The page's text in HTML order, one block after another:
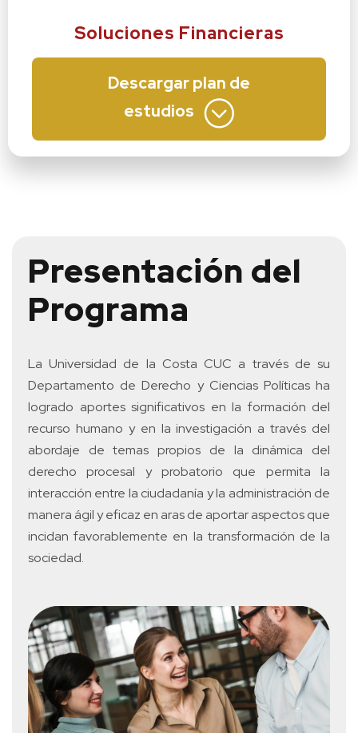
Soluciones Financieras
Descargar plan de
estudios
Presentación del
Programa
La Universidad de la Costa CUC a través de su
Departamento de Derecho y Ciencias Políticas ha
logrado aportes significativos en la formación del
recurso humano y en la investigación a través del
abordaje de temas propios de la dinámica del
derecho procesal y probatorio que permita la
interacción entre la ciudadanía y la administración de
manera ágil y eficaz en aras de aportar aspectos que
incidan favorablemente en la transformación de la
sociedad.